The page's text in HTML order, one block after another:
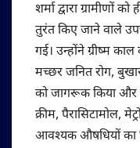
शर्मा द्वारा ग्रामीणों
तुरंत किए जाने वाले
गई। उन्होंने ग्रीष्म
मच्छर जनित रोग,
को जागरूक किया और
क्रीम, पैरासिटामोल,
आवश्यक औषधियों का